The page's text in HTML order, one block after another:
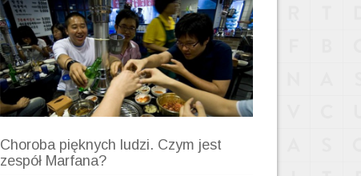
Choroba pięknych ludzi. Czym jest
zespół Marfana?